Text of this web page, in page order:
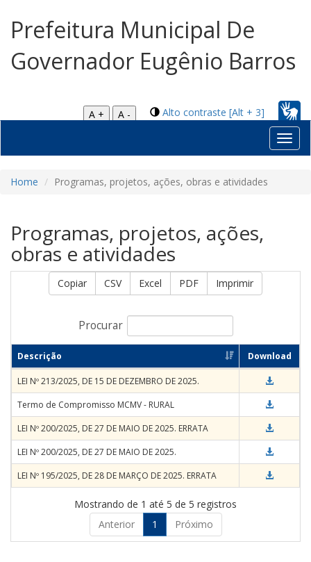
Prefeitura Municipal De
Governador Eugênio Barros
Alto contraste [Alt + 3]
A +
A -
Home Programas, projetos, ações, obras e atividades
Programas, projetos, ações,
obras e atividades
Copiar CSV Excel PDF Imprimir
Procurar
Descrição Download
LEI Nº 213/2025, DE 15 DE DEZEMBRO DE 2025.
Termo de Compromisso MCMV - RURAL
LEI Nº 200/2025, DE 27 DE MAIO DE 2025. ERRATA
LEI Nº 200/2025, DE 27 DE MAIO DE 2025.
LEI Nº 195/2025, DE 28 DE MARÇO DE 2025. ERRATA
Mostrando de 1 até 5 de 5 registros
Anterior
1 Próximo